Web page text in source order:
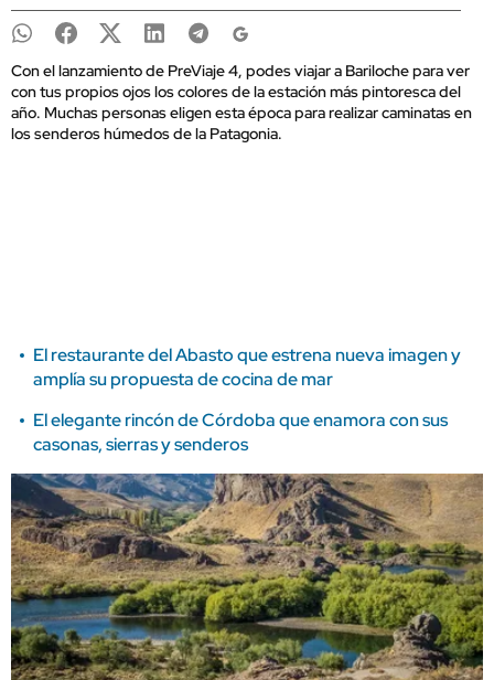
Con el lanzamiento de PreViaje 4, podes viajar a Bariloche para ver
con tus propios ojos los colores de la estación más pintoresca del
año. Muchas personas eligen esta época para realizar caminatas en
los senderos húmedos de la Patagonia.
El restaurante del Abasto que estrena nueva imagen y
amplía su propuesta de cocina de mar
El elegante rincón de Córdoba que enamora con sus
casonas, sierras y senderos